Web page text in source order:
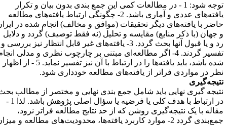
توجه شود: 1 - در مطالعات کمی این جمع بندی بدون بیان و تکرار
یافته‌های عددی و آماری باشد. 2- چگونگی ارتباط یافته‌های مطالعه
با یافته‌های دیگر تحقیقات (موافق و مخالف) انجام شده در ایران
جهان (با ذکر منابع) مقایسه و تحلیل (نه فقط توصیف) گردد و دلایل
رد و یا قبول آنها بحث گردد. 3- یافته‌های غیر قابل انتظار نیز بررسی و
تفسیر گردند. 4- اگر مطالعه‌ای مبتنی بر چارچوب نظری و مدلی انجام
شده باشد، باید یافته‌ها را در ارتباط با آن نیز تفسیر نماید. 5 - از اظهار
در مواردی فراتر از یافته‌های مطالعه خودداری شود.
گیری نهایی باید شامل جمع بندی نهایی و مختصر از مطالب بحث
در ارتباط با هدف کلی یا فرضیه یا سؤال اصلی پژوهش باشد. لذا 1 -
با یک نتیجه‌گیری روشن که از حد نتایج مطالعه فراتر نرود،
جمع‌بندی گردد 2- موارد کاربرد یافته‌ها، محدودیت‌های مطالعه و میزان